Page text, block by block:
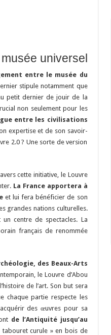
universel
entre le musée du
stipule notamment que
petit dernier de jouir de la
non seulement pour les
entre les civilisations
expertise et de son savoir-
2.0 ? Une sorte de version
cette initiative, le Louvre
La France apportera à
et lui fera bénéficier de son
grandes nations culturelles.
centre de spectacles. La
français de renommée
des Beaux-Arts
le Louvre d’Abou
de l’art. Son but sera
chaque partie respecte les
des œuvres pour sa
de l’Antiquité jusqu’au
curule » en bois de